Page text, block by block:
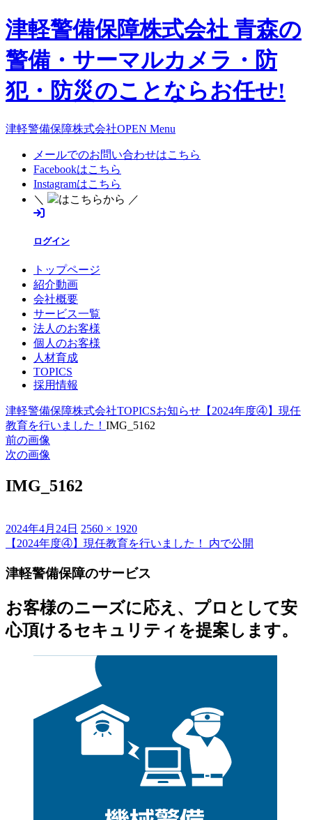
津軽警備保障株式会社 青森の
警備・サーマルカメラ・防
犯・防災のことならお任せ!
津軽警備保障株式会社OPEN Menu
メールでのお問い合わせはこちら
Facebookはこちら
Instagramはこちら
＼
はこちらから ／
ログイン
トップページ
紹介動画
会社概要
サービス一覧
法人のお客様
個人のお客様
人材育成
TOPICS
採用情報
津軽警備保障株式会社TOPICSお知らせ 【2024年度④】現任
教育を行いました！ IMG_5162
前の画像
次の画像
IMG_5162
投
稿
2024年4月24日 フ
ル
イ
2560 × 1920
投
稿
ビ
ゲ
【2024年度④】現任教育を行いました！ 内で公開
津軽警備保障のサービス
お客様のニーズに応え、プロとして安
心頂けるセキュリティを提案します。